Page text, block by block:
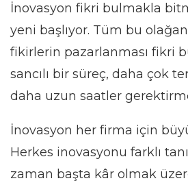
İnovasyon fikri bulmakla
yeni başlıyor. Tüm bu
fikirlerin pazarlanması fikri
sancılı bir süreç, daha çok
daha uzun saatler
İnovasyon her firma için
Herkes inovasyonu farklı
zaman başta kâr olmak